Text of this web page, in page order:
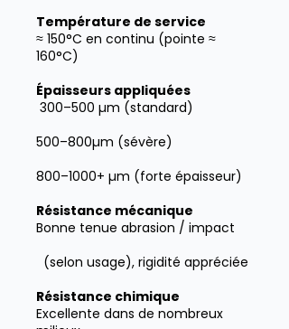
Température de service
≈ 150°C en continu (pointe ≈
160°C)
Épaisseurs appliquées
300–500 µm (standard)
500–800µm (sévère)
800–1000+ µm (forte épaisseur)
Résistance mécanique
Bonne tenue abrasion / impact
(selon usage), rigidité appréciée
Résistance chimique
Excellente dans de nombreux